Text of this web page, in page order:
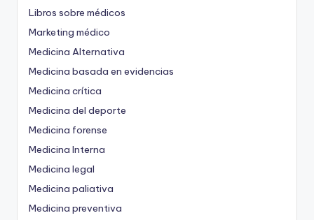
Libros sobre médicos
Marketing médico
Medicina Alternativa
Medicina basada en evidencias
Medicina crítica
Medicina del deporte
Medicina forense
Medicina Interna
Medicina legal
Medicina paliativa
Medicina preventiva